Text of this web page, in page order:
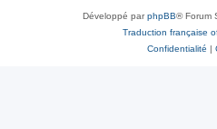
Développé parphpBB® Forum
Traduction française
Confidentialité |